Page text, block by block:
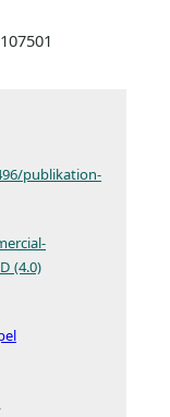
publikation-
(4.0)